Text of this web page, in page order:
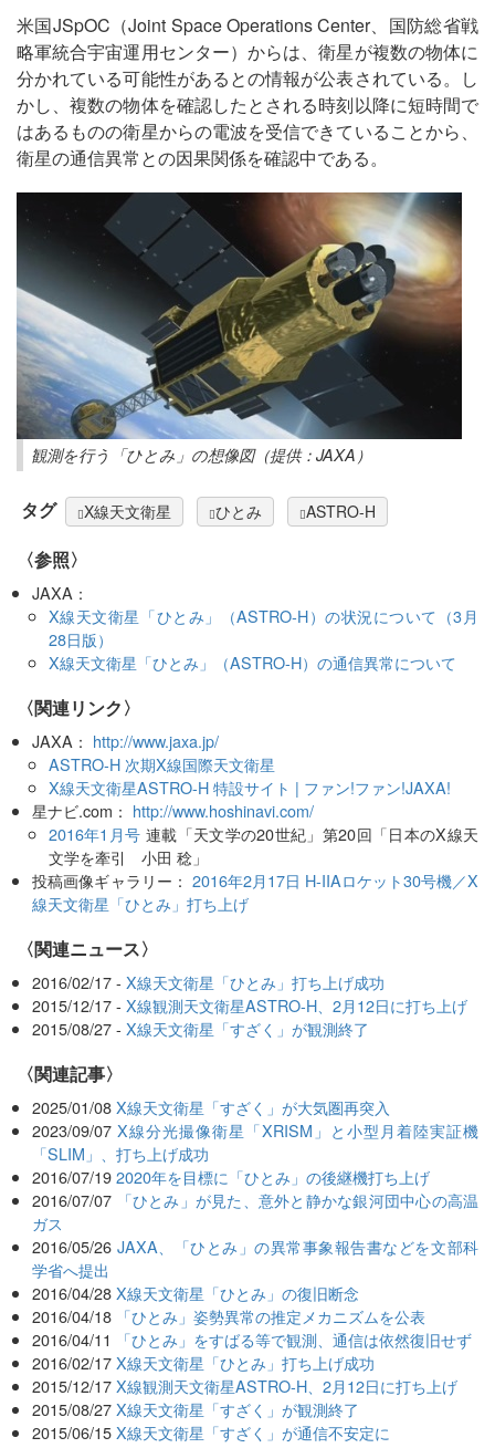
米国JSpOC（Joint Space Operations Center、国防総省戦
略軍統合宇宙運用センター）からは、衛星が複数の物体に
分かれている可能性があるとの情報が公表されている。し
かし、複数の物体を確認したとされる時刻以降に短時間で
はあるものの衛星からの電波を受信できていることから、
衛星の通信異常との因果関係を確認中である。
観測を行う「ひとみ」の想像図（提供：JAXA）
タグ X線天文衛星 ひとみ ASTRO-H
〈参照〉
JAXA：
X線天文衛星「ひとみ」（ASTRO-H）の状況について（3月
28日版）
X線天文衛星「ひとみ」（ASTRO-H）の通信異常について
〈関連リンク〉
JAXA： http://www.jaxa.jp/
ASTRO-H 次期X線国際天文衛星
X線天文衛星ASTRO-H 特設サイト | ファン!ファン!JAXA!
星ナビ.com： http://www.hoshinavi.com/
2016年1月号 連載「天文学の20世紀」第20回「日本のX線天
文学を牽引 小田 稔」
投稿画像ギャラリー： 2016年2月17日 H-IIAロケット30号機／X
線天文衛星「ひとみ」打ち上げ
〈関連ニュース〉
2016/02/17 -X線天文衛星「ひとみ」打ち上げ成功
2015/12/17 -X線観測天文衛星ASTRO-H、2月12日に打ち上げ
2015/08/27 -X線天文衛星「すざく」が観測終了
関連記事
2025/01/08 X線天文衛星「すざく」が大気圏再突入
2023/09/07 X線分光撮像衛星「XRISM」と小型月着陸実証機
「SLIM」、打ち上げ成功
2016/07/19 2020年を目標に「ひとみ」の後継機打ち上げ
2016/07/07
「ひとみ」が見た、意外と静かな銀河団中心の高温
ガス
2016/05/26 JAXA、「ひとみ」の異常事象報告書などを文部科
学省へ提出
2016/04/28 X線天文衛星「ひとみ」の復旧断念
2016/04/18 「ひとみ」姿勢異常の推定メカニズムを公表
2016/04/11
「ひとみ」をすばる等で観測、通信は依然復旧せず
2016/02/17 X線天文衛星「ひとみ」打ち上げ成功
2015/12/17 X線観測天文衛星ASTRO-H、2月12日に打ち上げ
2015/08/27 X線天文衛星「すざく」が観測終了
2015/06/15 X線天文衛星「すざく」が通信不安定に